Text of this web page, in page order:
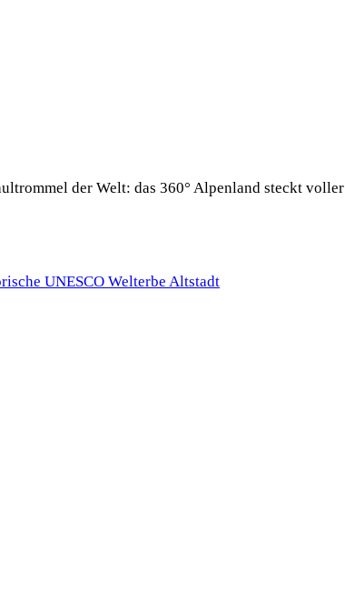
der Welt: das 360° Alpenland steckt voller
UNESCO Welterbe Altstadt